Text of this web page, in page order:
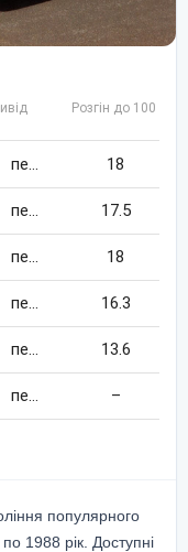
Розгін до 100 км/
передній 18
передній 17.5
передній 18
передній 16.3
передній 13.6
передній –
популярного
1988 рік. Доступні